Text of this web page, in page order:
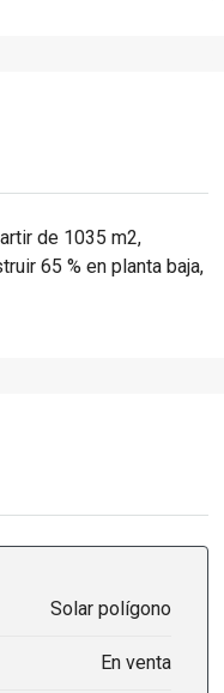
de 1035 m2,
65 % en planta baja,
Solar polígono
En venta